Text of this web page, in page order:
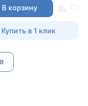
В корзину
Купить в 1 клик